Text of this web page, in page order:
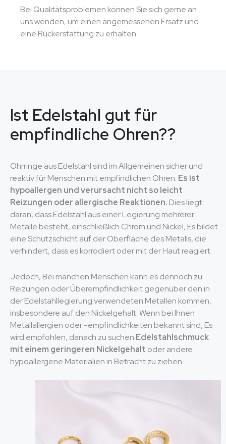
Bei Qualitätsproblemen können Sie sich gerne an
uns wenden, um einen angemessenen Ersatz und
eine Rückerstattung zu erhalten.
Ist Edelstahl gut für
empfindliche Ohren??
Ohrringe aus Edelstahl sind im Allgemeinen sicher und
reaktiv für Menschen mit empfindlichen Ohren. Es ist
hypoallergen und verursacht nicht so leicht
Reizungen oder allergische Reaktionen. Dies liegt
daran, dass Edelstahl aus einer Legierung mehrerer
Metalle besteht, einschließlich Chrom und Nickel, Es bildet
eine Schutzschicht auf der Oberfläche des Metalls, die
verhindert, dass es korrodiert oder mit der Haut reagiert.
Jedoch, Bei manchen Menschen kann es dennoch zu
Reizungen oder Überempfindlichkeit gegenüber den in
der Edelstahllegierung verwendeten Metallen kommen,
insbesondere auf den Nickelgehalt. Wenn bei Ihnen
Metallallergien oder -empfindlichkeiten bekannt sind, Es
wird empfohlen, danach zu suchen Edelstahlschmuck
mit einem geringeren Nickelgehalt oder andere
hypoallergene Materialien in Betracht zu ziehen.